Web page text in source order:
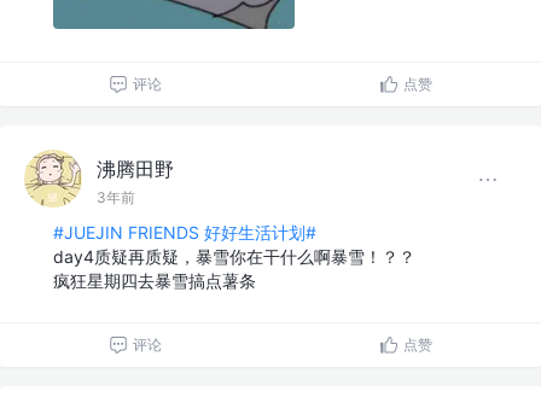
评论 点赞
沸腾田野
3年前
#JUEJIN FRIENDS 好好生活计划#
day4质疑再质疑，暴雪你在干什么啊暴雪！？？
疯狂星期四去暴雪搞点薯条
评论 点赞